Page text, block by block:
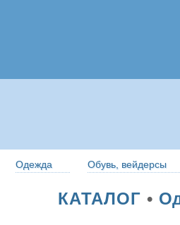
Одежда Обувь, вейдерсы
КАТАЛОГ •